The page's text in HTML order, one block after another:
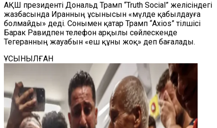
АҚШ президенті Дональд Трамп “Truth Social” желісіндегі
жазбасында Иранның ұсынысын «мүлде қабылдауға
болмайды» деді. Сонымен қатар Трамп “Axios” тілшісі
Барак Равидпен телефон арқылы сөйлескенде
Тегеранның жауабын «еш құны жоқ» деп бағалады.
ҰСЫНЫЛҒАН